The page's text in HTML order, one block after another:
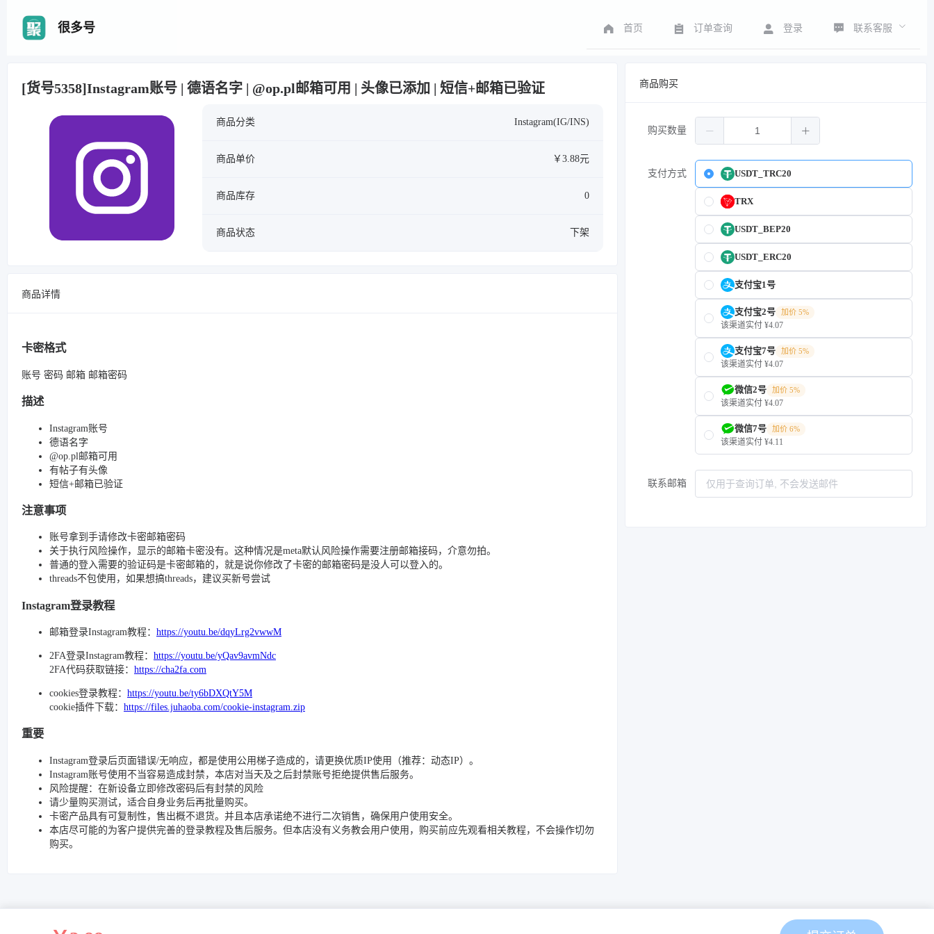
很多号 首页 订单查询 登录 联系客服
[货号5358]Instagram账号 | 德语名字 | @op.pl邮箱可用 | 头像已添加 | 短信+邮箱已验证
商品分类 Instagram(IG/INS)
商品单价 ￥3.88元
商品库存 0
商品状态 下架
商品详情
卡密格式
账号 密码 邮箱 邮箱密码
描述
Instagram账号
德语名字
@op.pl邮箱可用
有帖子有头像
短信+邮箱已验证
注意事项
账号拿到手请修改卡密邮箱密码
关于执行风险操作，显示的邮箱卡密没有。这种情况是meta默认风险操作需要注册邮箱接码，介意勿拍。
普通的登入需要的验证码是卡密邮箱的，就是说你修改了卡密的邮箱密码是没人可以登入的。
threads不包使用，如果想搞threads，建议买新号尝试
Instagram登录教程
邮箱登录Instagram教程： https://youtu.be/dqyLrg2vwwM
2FA登录Instagram教程： https://youtu.be/yQav9avmNdc
2FA代码获取链接： https://cha2fa.com
cookies登录教程： https://youtu.be/ty6bDXQtY5M
cookie插件下载： https://files.juhaoba.com/cookie-instagram.zip
重要
Instagram登录后页面错误/无响应，都是使用公用梯子造成的，请更换优质IP使用（推荐：动态IP）。
Instagram账号使用不当容易造成封禁，本店对当天及之后封禁账号拒绝提供售后服务。
风险提醒：在新设备立即修改密码后有封禁的风险
请少量购买测试，适合自身业务后再批量购买。
卡密产品具有可复制性，售出概不退货。并且本店承诺绝不进行二次销售，确保用户使用安全。
本店尽可能的为客户提供完善的登录教程及售后服务。但本店没有义务教会用户使用，购买前应先观看相关教程，不会操作切勿
购买。
商品购买
购买数量
支付方式 USDT_TRC20
TRX
USDT_BEP20
USDT_ERC20
支付宝1号
支付宝2号 加价 5%
该渠道实付 ¥4.07
支付宝7号 加价 5%
该渠道实付 ¥4.07
微信2号 加价 5%
该渠道实付 ¥4.07
微信7号 加价 6%
该渠道实付 ¥4.11
联系邮箱